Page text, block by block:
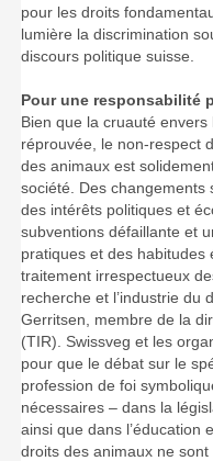
pour les droits
lumière la discrimination
discours politique suisse.
Pour une responsabilité
Bien que la cruauté
réprouvée, le non-respect
des animaux est
société. Des
des intérêts politiques et
subventions défaillante et
pratiques et des habitudes
traitement irrespectueux
recherche et l’industrie du
Gerritsen, membre de la
(TIR). Swissveg et les
pour que le débat sur le
profession de foi
nécessaires – dans la
ainsi que dans l’éducation
droits des animaux ne